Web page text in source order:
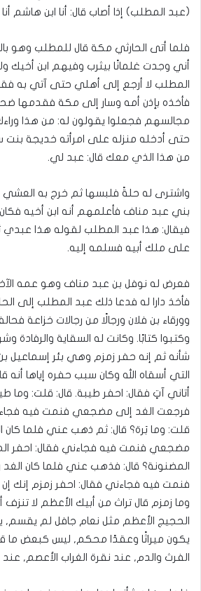
(عبد المطلب) إذا أصاب قال‏:‏ أنا ابن هاشم
فلما أتى الحارثي مكة قال للمطلب وهو
أني وجدت غلمانًا بيثرب وفيهم ابن أخيك
المطلب‏ لا أرجع إلى أهلي حتى آتي به‏
فأخذه بإذن أمه وسار إلى مكة فقدمها
مجالسهم فجعلوا يقولون له‏:‏ من هذا
حتى أدخله منزله على امرأته خديجة
من هذا الذي معك قال‏:‏ عبد لي‏.‏
واشترى له حلةً فلبسها ثم خرج به
بني عبد مناف فأعلمهم أنه ابن أخيه
فيقال‏:‏ هذا عبد المطلب لقوله هذا
على ملك أبيه فسلمه إليه‏.‏
فعرض له نوفل بن عبد مناف وهو عمه
فأخذ دارا له فدعا ذلك عبد المطلب إلى
وورقاء بن فلان ورجالًا من رجالات خزاعة
وكتبوا كتابًا‏.‏ وكانت له السقاية
شأنه‏ ثم إنه حفر زمزم وهي بئر إسماعيل بن
التي أسقاه الله وكان سبب حفره إياها أنه
أتاني آتٍ فقال‏:‏ احفر طيبة‏.‏ قال‏:‏ قلت‏:‏ وما
فرجعت الغد إلى مضجعي فنمت فيه
قلت‏:‏ وما بَرة؟ قال‏:‏ ثم ذهب عني‏ فلما كان
مضجعي فنمت فيه فجاءني فقال‏:‏ احفر
المضنونة؟ قال‏:‏ فذهب عني‏ فلما كان
فنمت فيه فجاءني فقال‏:‏ احفر زمزم إنك
وما زمزم قال تراث من أبيك الأعظم لا
الحجيج الأعظم مثل نعام جافل لم يقسم,
يكون ميراثًا وعقدًا محكم, ليس كبعض ما
الفرث والدم, عند نقرة الغراب الأعصم, عند